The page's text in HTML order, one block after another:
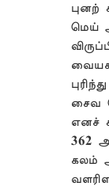
புனற்
மெய்
சைவ
எனச்
362
கலம்